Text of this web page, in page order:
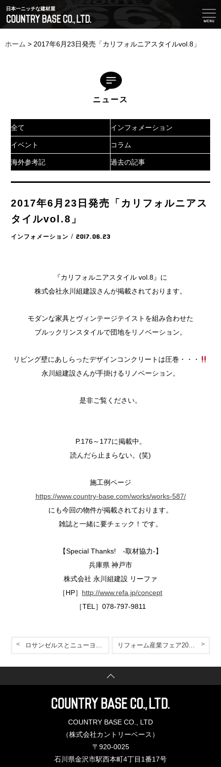
日本一ニッチな建材屋
ホーム > 2017年6月23日発売「カリフォルニアスタイルvol.8」
ニュース
全て インフォメーション
イベント コラム
海外参考記 過去の記事
2017年6月23日発売「カリフォルニアス
タイルvol.8」
インフォメーション / 2017.06.23
『カリフォルニアスタイル vol.8』に
株式会社永川組建設さんが掲載されております。
モダンな家具とヴィンテージテイストを組み合わせた
ブルックリンスタイルで団地をリノベーション。
リビング壁にあしらったデザインコンクリートは圧巻・・・
永川組建設さんが手掛けるリノベーション。
是非ご覧ください。
P.176～177に掲載中。
読んだら止まらない。(笑)
施工例ページ
https://www.country-base.com/works/works-587/
にも今回の物件が掲載されております。
雑誌と一緒に要チェック！です。
【Special Thanks! -取材協力-】
兵庫県 神戸市
株式会社 永川組建設 リーファ
［HP］ http://www.refa.jp/concept
［TEL］078-797-9811
リフォーム産業フェア2017．
ロサンゼルスとニューヨーク
COUNTRY BASE CO., LTD
（株式会社カントリーベース）
〒920-0025
石川県金沢市駅西本町4丁目1番17号